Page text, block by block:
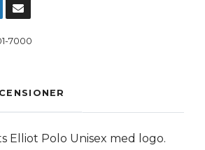
7000
Elliot Polo Unisex med logo.